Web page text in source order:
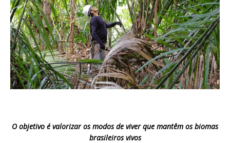
O objetivo é valorizar os modos de viver que mantêm os biomas
brasileiros vivos